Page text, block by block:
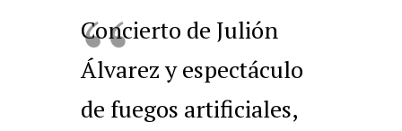
Concierto de Julión
Álvarez y espectáculo
de fuegos artificiales,